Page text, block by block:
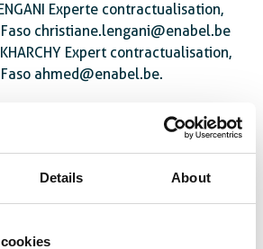
Details About
Experte contractualisation,
christiane.lengani@enabel.be
Expert contractualisation,
ahmed@enabel.be.